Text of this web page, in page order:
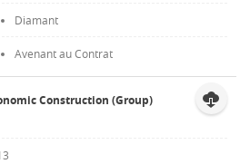
Diamant
Avenant au Contrat
Construction (Group)